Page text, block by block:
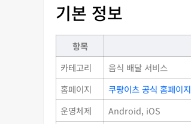
기본 정보
항목
카테고리
음식 배달 서비스
홈페이지
쿠팡이츠 공식 홈페이지
운영체제
Android, iOS